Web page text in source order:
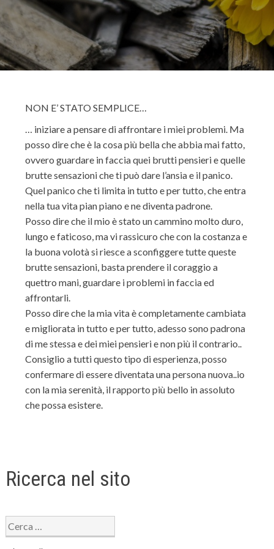
NON E’ STATO SEMPLICE…
… iniziare a pensare di affrontare i miei problemi. Ma
posso dire che è la cosa più bella che abbia mai fatto,
ovvero guardare in faccia quei brutti pensieri e quelle
brutte sensazioni che ti può dare l’ansia e il panico.
Quel panico che ti limita in tutto e per tutto, che entra
nella tua vita pian piano e ne diventa padrone.
Posso dire che il mio è stato un cammino molto duro,
lungo e faticoso, ma vi rassicuro che con la costanza e
la buona volotà si riesce a sconfiggere tutte queste
brutte sensazioni, basta prendere il coraggio a
quettro mani, guardare i problemi in faccia ed
affrontarli.
Posso dire che la mia vita è completamente cambiata
e migliorata in tutto e per tutto, adesso sono padrona
di me stessa e dei miei pensieri e non più il contrario..
Consiglio a tutti questo tipo di esperienza, posso
confermare di essere diventata una persona nuova..io
con la mia serenità, il rapporto più bello in assoluto
che possa esistere.
Ricerca nel sito
Ricerca
per: